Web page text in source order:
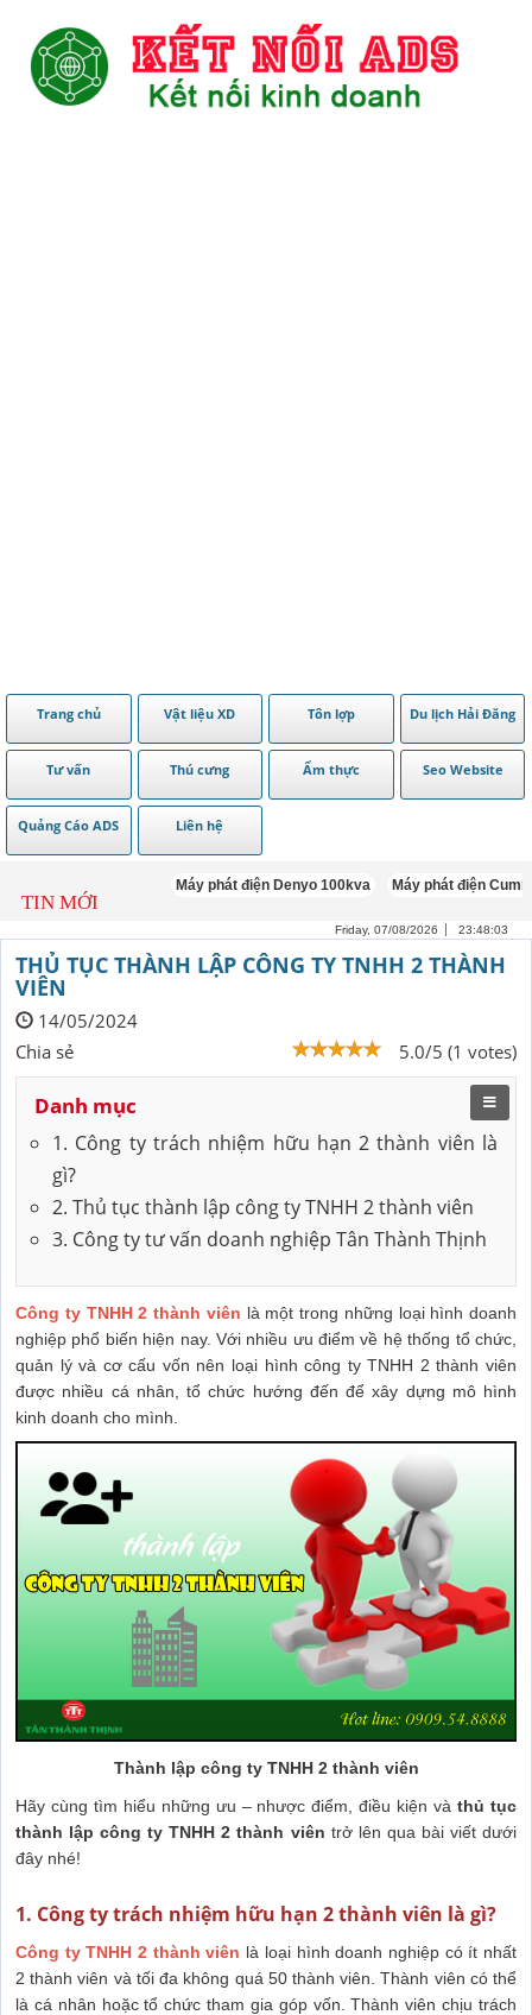
Trang chủ Vật liệu XD Tôn lợp Du lịch Hải Đăng
Tư vấn Thú cưng Ẩm thực Seo Website
Quảng Cáo ADS Liên hệ
TIN MỚI
Máy phát điện Denyo 100kva Máy phát điện Cummins
Friday, 07/08/2026 23:48:04
THỦ TỤC THÀNH LẬP CÔNG TY TNHH 2 THÀNH
VIÊN
14/05/2024
5.0/5 (1 votes)
Chia sẻ
Danh mục
1. Công ty trách nhiệm hữu hạn 2 thành viên là
gì?
2. Thủ tục thành lập công ty TNHH 2 thành viên
3. Công ty tư vấn doanh nghiệp Tân Thành Thịnh
Công ty TNHH 2 thành viên là một trong những loại hình doanh
nghiệp phổ biến hiện nay. Với nhiều ưu điểm về hệ thống tổ chức,
quản lý và cơ cấu vốn nên loại hình công ty TNHH 2 thành viên
được nhiều cá nhân, tổ chức hướng đến để xây dựng mô hình
kinh doanh cho mình.
Thành lập công ty TNHH 2 thành viên
Hãy cùng tìm hiểu những ưu – nhược điểm, điều kiện vàthủ tục
thành lập công ty TNHH 2 thành viên trở lên qua bài viết dưới
đây nhé!
1. Công ty trách nhiệm hữu hạn 2 thành viên là gì?
Công ty TNHH 2 thành viên là loại hình doanh nghiệp có ít nhất
2 thành viên và tối đa không quá 50 thành viên. Thành viên có thể
là cá nhân hoặc tổ chức tham gia góp vốn. Thành viên chịu trách